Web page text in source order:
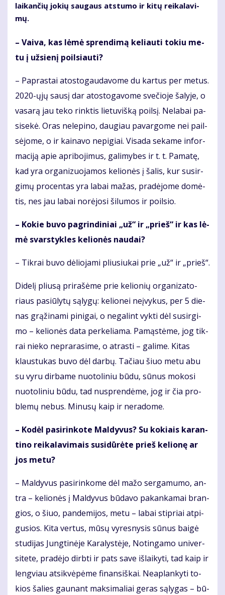
lai­kan­čių jo­kių sau­gaus at­stu­mo ir ki­tų rei­ka­la­vi­
mų.
– Vai­va, kas lė­mė spren­di­mą ke­liau­ti to­kiu me­
tu į už­sie­nį po­il­siau­ti?
– Pa­pras­tai atos­to­gau­da­vo­me du kar­tus per me­tus.
2020-ųjų sau­sį dar atos­to­ga­vo­me sve­čio­je ša­ly­je, o
va­sa­rą jau te­ko rink­tis lie­tu­viš­ką po­il­sį. Ne­la­bai pa­
si­se­kė. Oras ne­le­pi­no, dau­giau pa­var­go­me nei pail­
sė­jo­me, o ir kai­na­vo ne­pi­giai. Vi­sa­da se­ka­me in­for­
ma­ci­ją apie ap­ri­bo­ji­mus, ga­li­my­bes ir t. t. Pa­ma­tę,
kad yra or­ga­ni­zuo­ja­mos ke­lio­nės į ša­lis, kur su­sir­
gi­mų pro­cen­tas yra la­bai ma­žas, pra­dė­jo­me do­mė­
tis, nes jau la­bai no­rė­jo­si ši­lu­mos ir po­il­sio.
– Ko­kie bu­vo pa­grin­di­niai „už“ ir „prieš“ ir kas lė­
mė svars­tyk­les ke­lio­nės nau­dai?
– Tik­rai bu­vo dė­lio­ja­mi pliu­siu­kai prie „už“ ir „prieš“.
Di­de­lį pliu­są pri­ra­šė­me prie ke­lio­nių or­ga­ni­za­to­
riaus pa­siū­ly­tų są­ly­gų: ke­lio­nei ne­įvy­kus, per 5 die­
nas grą­ži­na­mi pi­ni­gai, o ne­ga­lint vyk­ti dėl su­sir­gi­
mo – ke­lio­nės da­ta per­ke­lia­ma. Pa­mąs­tė­me, jog tik­
rai nie­ko ne­pra­ra­si­me, o at­ras­ti – ga­li­me. Ki­tas
klaus­tu­kas bu­vo dėl dar­bų. Ta­čiau šiuo me­tu abu
su vy­ru dir­ba­me nuo­to­li­niu bū­du, sū­nus mo­ko­si
nuo­to­li­niu bū­du, tad nu­spren­dė­me, jog ir čia pro­
ble­mų ne­bus. Mi­nu­sų kaip ir ne­ra­do­me.
– Ko­dėl pa­si­rin­ko­te Mal­dy­vus? Su ko­kiais ka­ran­
ti­no rei­ka­la­vi­mais su­si­dū­rė­te prieš ke­lio­nę ar
jos me­tu?
– Mal­dy­vus pa­si­rin­ko­me dėl ma­žo ser­ga­mu­mo, an­
tra – ke­lio­nės į Mal­dy­vus bū­da­vo pa­kan­ka­mai bran­
gios, o šiuo, pan­de­mi­jos, me­tu – la­bai stip­riai at­pi­
gu­sios. Ki­ta ver­tus, mū­sų vy­res­ny­sis sū­nus bai­gė
stu­di­jas Jung­ti­nė­je Ka­ra­lys­tė­je, No­tin­ga­mo uni­ver­
si­te­te, pra­dė­jo dirb­ti ir pats sa­ve iš­lai­ky­ti, tad kaip ir
leng­viau at­si­kvė­pė­me fi­nan­siš­kai. Ne­ap­lan­ky­ti to­
kios ša­lies gau­nant mak­si­ma­liai ge­ras są­ly­gas – bū­